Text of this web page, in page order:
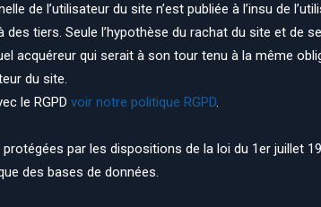
de l’utilisateur du site n’est publiée à l’insu de
des tiers. Seule l’hypothèse du rachat du site et de
acquéreur qui serait à son tour tenu à la même
du site.
le RGPD voir notre politique RGPD.
par les dispositions de la loi du 1er juillet
des bases de données.